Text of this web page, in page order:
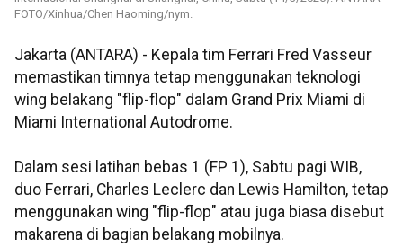
FOTO/Xinhua/Chen Haoming/nym.
Jakarta (ANTARA) - Kepala tim Ferrari Fred Vasseur
memastikan timnya tetap menggunakan teknologi
wing belakang "flip-flop" dalam Grand Prix Miami di
Miami International Autodrome.
Dalam sesi latihan bebas 1 (FP 1), Sabtu pagi WIB,
duo Ferrari, Charles Leclerc dan Lewis Hamilton, tetap
menggunakan wing "flip-flop" atau juga biasa disebut
makarena di bagian belakang mobilnya.